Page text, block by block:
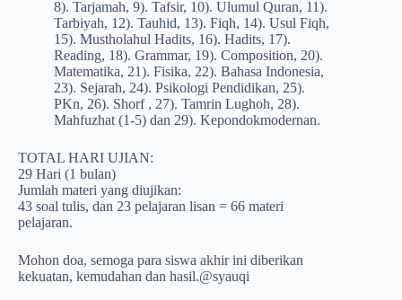
8). Tarjamah, 9). Tafsir, 10). Ulumul Quran, 11).
Tarbiyah, 12). Tauhid, 13). Fiqh, 14). Usul Fiqh,
15). Mustholahul Hadits, 16). Hadits, 17).
Reading, 18). Grammar, 19). Composition, 20).
Matematika, 21). Fisika, 22). Bahasa Indonesia,
23). Sejarah, 24). Psikologi Pendidikan, 25).
PKn, 26). Shorf , 27). Tamrin Lughoh, 28).
Mahfuzhat (1-5) dan 29). Kepondokmodernan.
TOTAL HARI UJIAN:
29 Hari (1 bulan)
Jumlah materi yang diujikan:
43 soal tulis, dan 23 pelajaran lisan = 66 materi
pelajaran.
Mohon doa, semoga para siswa akhir ini diberikan
kekuatan, kemudahan dan hasil.@syauqi